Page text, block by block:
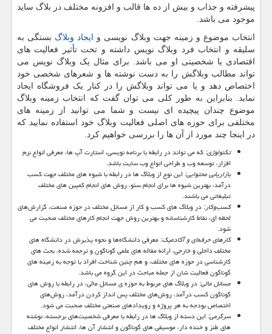
پیشرفته و جذاب و بیش از ده ها قالب و افزونه مختلف در بلاگ ساید
موجود می باشد.
انتخاب موضوع و زمینه جهت وبلاگ نویسی و
ایجاد وبلاگ بستگی به
سلیقه و انتخاب فرد وبلاگ نویس داشته و تحت تأثیر فعالیت های
اقتصادی یا شخصیتی او می باشد. برای مثال یک وبلاگ نویس می
تواند مطالب وبلاگش را به دست نوشته ها و شعرهای شخصی خود
اختصاص دهد و یا می تواند وبلاگش را در کنار یک فروشگاه ایجاد
نماید. بنابراین به طور کلی می توان گفت که انتخاب زمینه وبلاگ
موضوع چندان پیچیده ای نیست و شما می توانید از زمینه های
مختلفی برای حوزه های اصلی فعالیت وبلاگ خود استفاده نمایید که
در اینجا چند مورد از آن ها را بررسی خواهیم کرد.
تکنولوژی:که می تواند در رابطه با برنامه نویسی، استارت آپ ها، معرفی انواع نرم
افزار، توسعه وب و طراحی انواع وب سایت باشد.
بازاریابی محتوایی:این نوع از وبلاگ ها در رابطه با شیوه های مختلف جهت کسب
درآمد، بهترین شیوه ها برای انجام سئو، روش های انجام کمپین های مختلف
تبلیغاتی می باشند.
کسب‌وکار:در وبلاگ های کسب و کار از مسائل مختلف در حوزه صنعت، گزارش‌های
لحظه ای، نقاط کارشناسانه و بهترین روش جهت انجام کارهای مختلف صحبت می
شود.
کارهای حرفه‌ای و آکادمیک:معرفی دانشگاه‌ها و نحوه پذیرش در دانشگاه های
مختلف داخلی و خارجی، ارائه مقاله های علمی گوناگون و ترجمه شده، بحث های
کارشناسی در حوزه های مختلف، و هم چنین شناخت افراد با توجه به زمینه های
گوناگون فعالیت شان از جمله مباحث در این گروه می باشد.
مسائل مالی:در وبلاگ های مربوط به حوزه ی مسائل مالی، در رابطه با روش های
گوناگون کسب درآمد، روش‌های مختلف پس انداز کردن درآمد، روش‌های
اختصاص بودجه به هر پروژه و رویدادهای صنعتی مختلف صحبت می شود.
سرگرمی:این دسته از وبلاگ ها در رابطه با معرفی شخصیت‌های برجسته، نوشته
های طنز و خنده دار، موسیقی های گوناگون و انتشار آن ها، انتشار انواع مختلف